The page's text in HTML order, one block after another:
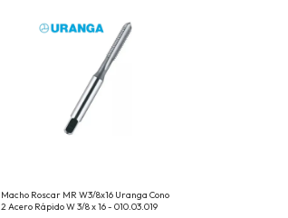
Macho Roscar MR W3/8x16 Uranga Cono
2 Acero Rápido W 3/8 x 16 - 010.03.019